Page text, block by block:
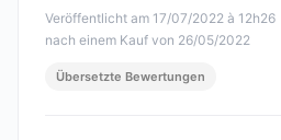
Veröffentlicht am 17/07/2022 à 12h26
nach einem Kauf von 26/05/2022
Übersetzte Bewertungen